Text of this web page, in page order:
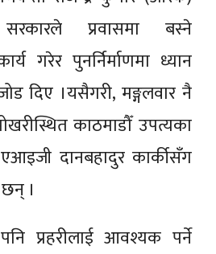
प्रवासमा बस्ने
गरेर पुनर्निर्माणमा ध्यान
दिए ।यसैगरी, मङ्गलवार नै
काठमाडौँ उपत्यका
एआइजी दानबहादुर कार्कीसँग
।
प्रहरीलाई आवश्यक पर्ने